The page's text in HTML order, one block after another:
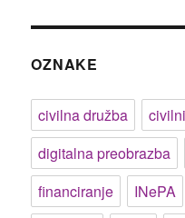
OZNAKE
civilna družba
digitalna preobrazba
financiranje
INePA